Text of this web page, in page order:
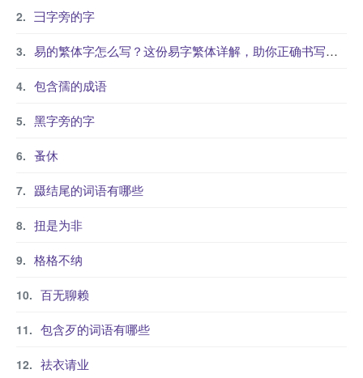
彐字旁的字
易的繁体字怎么写？这份易字繁体详解，助你正确书写汉字_汉字繁体学习
包含孺的成语
黑字旁的字
蚤休
蹑结尾的词语有哪些
扭是为非
格格不纳
百无聊赖
包含歹的词语有哪些
祛衣请业